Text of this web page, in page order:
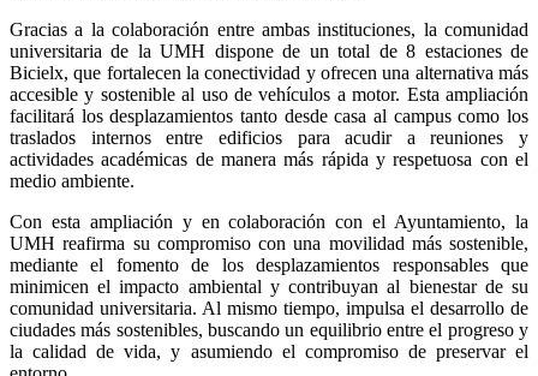
Gracias a la colaboración entre ambas instituciones, la comunidad
universitaria de la UMH dispone de un total de 8 estaciones de
Bicielx, que fortalecen la conectividad y ofrecen una alternativa más
accesible y sostenible al uso de vehículos a motor. Esta ampliación
facilitará los desplazamientos tanto desde casa al campus como los
traslados internos entre edificios para acudir a reuniones y
actividades académicas de manera más rápida y respetuosa con el
medio ambiente.
Con esta ampliación y en colaboración con el Ayuntamiento, la
UMH reafirma su compromiso con una movilidad más sostenible,
mediante el fomento de los desplazamientos responsables que
minimicen el impacto ambiental y contribuyan al bienestar de su
comunidad universitaria. Al mismo tiempo, impulsa el desarrollo de
ciudades más sostenibles, buscando un equilibrio entre el progreso y
la calidad de vida, y asumiendo el compromiso de preservar el